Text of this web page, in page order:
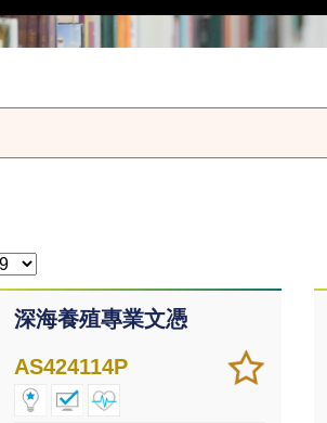
深海養殖專業文憑
加
入/
儲存
課程
AS424114P